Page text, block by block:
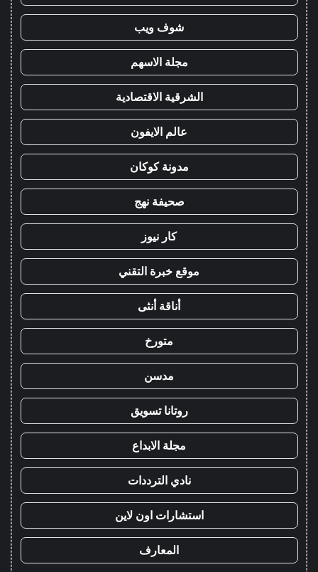
شوف ويب
مجلة الاسهم
الشرقية الاقتصادية
عالم الايفون
مدونة كوكان
صحيفة نهج
كار نيوز
موقع خبرة التقني
أناقة أنثى
متورخ
مدسن
روتانا تسويق
مجلة الابداع
نادي الترددات
استشارات اون لاين
المعارف